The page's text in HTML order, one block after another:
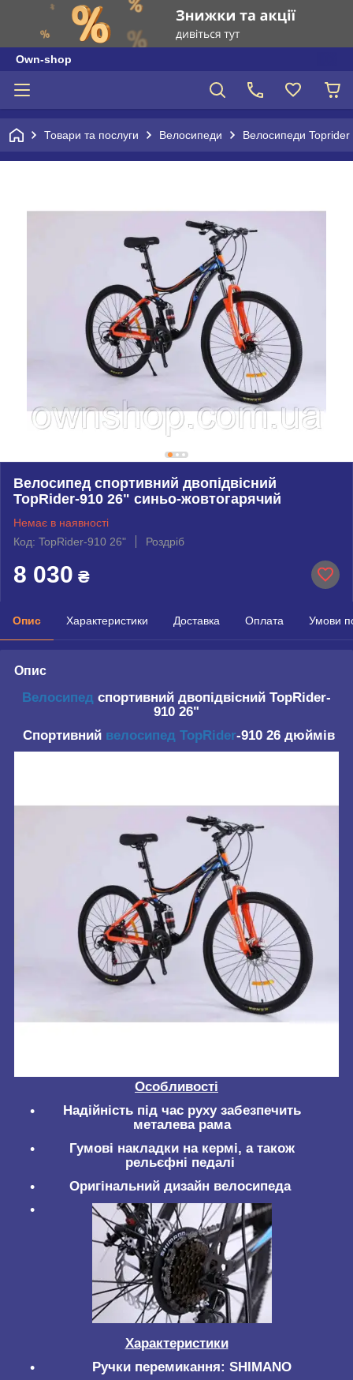
Own-shop
Товари та послуги Велосипеди Велосипеди Toprider
Велосипед спортивний двопідвісний
TopRider-910 26" синьо-жовтогарячий
Немає в наявності
Код: TopRider-910 26"
Роздріб
8 030 ₴
Опис Характеристики Доставка Оплата Умови
Опис
Велосипед спортивний двопідвісний TopRider-
910 26"
Спортивний велосипед TopRider-910 26 дюймів
Особливості
Надійність під час руху забезпечить
металева рама
Гумові накладки на кермі, а також
рельєфні педалі
Оригінальний дизайн велосипеда
Характеристики
Ручки перемикання: SHIMANO